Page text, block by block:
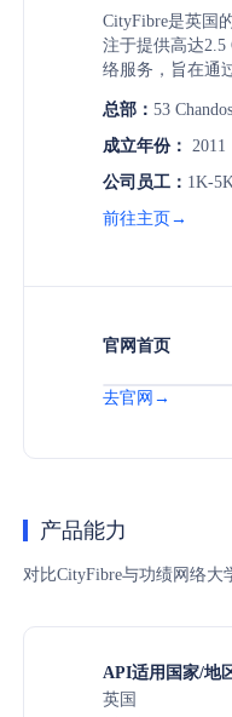
CityFibre是英国
注于提供高达2.5
络服务，旨在通
总部： 53
成立年份： 2011
公司员工： 1K-
前往主页→
官网首页
去官网→
产品能力
对比CityFibre与功绩网络
API适用国家/地
英国